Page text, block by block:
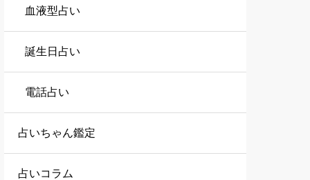
血液型占い
誕生日占い
電話占い
占いちゃん鑑定
占いコラム